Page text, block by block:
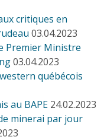
critiques en
03.04.2023
Premier Ministre
03.04.2023
québécois
au BAPE 24.02.2023
minerai par jour